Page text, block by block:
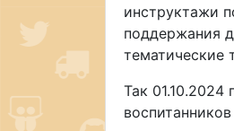
инструктажи
поддержания
тематические
Так 01.10.2024